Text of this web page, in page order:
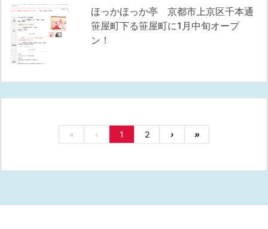
ほっかほっか亭 京都市上京区千本通
笹屋町下る笹屋町に1月中旬オープ
ン！
« ‹ 1 2 › »